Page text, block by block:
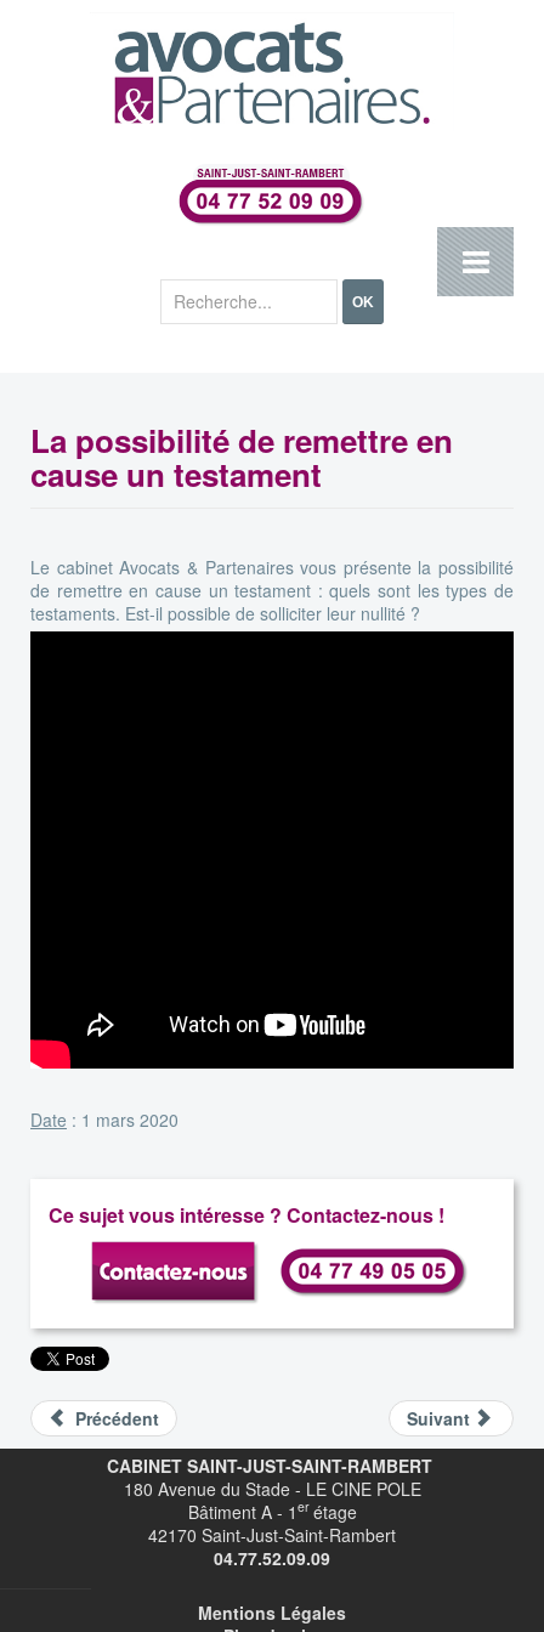
OK
La possibilité de remettre en
cause un testament
Le cabinet Avocats & Partenaires vous présente la possibilité
de remettre en cause un testament : quels sont les types de
testaments. Est-il possible de solliciter leur nullité ?
Date : 1 mars 2020
Ce sujet vous intéresse ? Contactez-nous !
Précédent
Suivant
CABINET SAINT-JUST-SAINT-RAMBERT
180 Avenue du Stade - LE CINE POLE
Bâtiment A - 1 er étage
42170 Saint-Just-Saint-Rambert
04.77.52.09.09
Mentions Légales